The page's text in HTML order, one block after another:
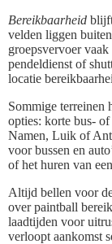
Bereikbaarheid
velden liggen
groepsvervoer
pendeldienst of
locatie
Sommige terreinen
opties: korte bus-
Namen, Luik of
voor bussen en
of het huren van
Altijd bellen voor
over paintball
laadtijden voor
verloopt aankomst